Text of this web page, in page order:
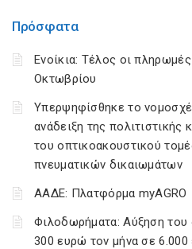
Πρόσφατα
Ενοίκια: Τέλος οι
Οκτωβρίου
Υπερψηφίσθηκε το
ανάδειξη της πολιτιστικής
του οπτικοακουστικού
πνευματικών δικαιωμάτων
ΑΑΔΕ: Πλατφόρμα myAGRO
Φιλοδωρήματα: Αύξηση
300 ευρώ τον μήνα σε